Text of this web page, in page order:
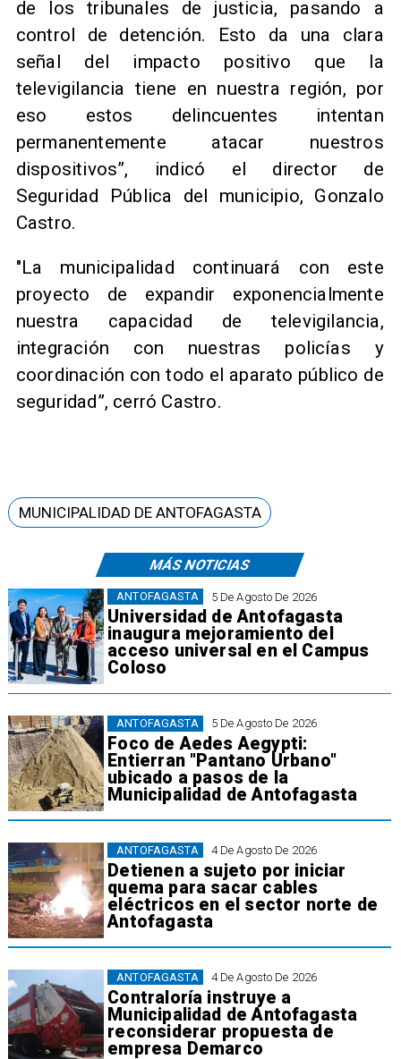
de los tribunales de justicia, pasando a
control de detención. Esto da una clara
señal del impacto positivo que la
televigilancia tiene en nuestra región, por
eso estos delincuentes intentan
permanentemente atacar nuestros
dispositivos”, indicó el director de
Seguridad Pública del municipio, Gonzalo
Castro.
"La municipalidad continuará con este
proyecto de expandir exponencialmente
nuestra capacidad de televigilancia,
integración con nuestras policías y
coordinación con todo el aparato público de
seguridad”, cerró Castro.
MÁS NOTICIAS
5 De Agosto De 2026
Universidad de Antofagasta
inaugura mejoramiento del
acceso universal en el Campus
Coloso
ANTOFAGASTA
5 De Agosto De 2026
Foco de Aedes Aegypti:
Entierran "Pantano Urbano"
ubicado a pasos de la
Municipalidad de Antofagasta
ANTOFAGASTA
4 De Agosto De 2026
Detienen a sujeto por iniciar
quema para sacar cables
eléctricos en el sector norte de
Antofagasta
ANTOFAGASTA
4 De Agosto De 2026
Contraloría instruye a
Municipalidad de Antofagasta
reconsiderar propuesta de
empresa Demarco
ANTOFAGASTA
MUNICIPALIDAD DE ANTOFAGASTA